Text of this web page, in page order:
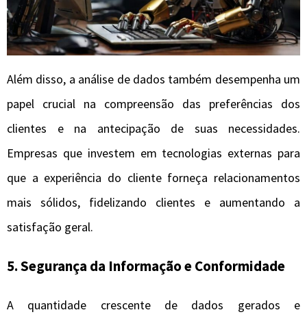
Além disso, a análise de dados também desempenha um
papel crucial na compreensão das preferências dos
clientes e na antecipação de suas necessidades.
Empresas que investem em tecnologias externas para
que a experiência do cliente forneça relacionamentos
mais sólidos, fidelizando clientes e aumentando a
satisfação geral.
5. Segurança da Informação e Conformidade
A quantidade crescente de dados gerados e